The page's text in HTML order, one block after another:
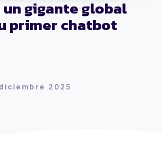
un gigante global
primer chatbot
2025